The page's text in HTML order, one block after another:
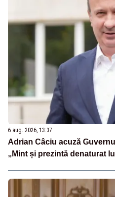
6 aug. 2026, 13:37
Adrian Câciu acuză
„Mint și prezintă denaturat